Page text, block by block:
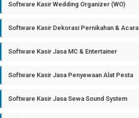
Software Kasir Wedding Organizer (WO)
Software Kasir Dekorasi Pernikahan & Acara
Software Kasir Jasa MC & Entertainer
Software Kasir Jasa Penyewaan Alat Pesta
Software Kasir Jasa Sewa Sound System